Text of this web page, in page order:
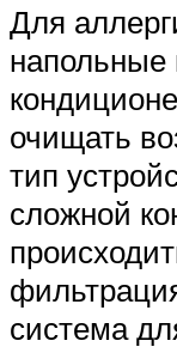
Для
напольные
очищать
тип
сложной
система